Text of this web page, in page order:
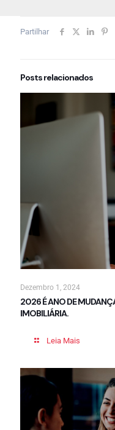
Partilhar
Posts relacionados
Dezembro 1, 2024
2026 É ANO DE
IMOBILIÁRIA.
Leia Mais